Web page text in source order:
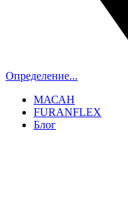
Определение...
МАСАН
FURANFLEX
Блог